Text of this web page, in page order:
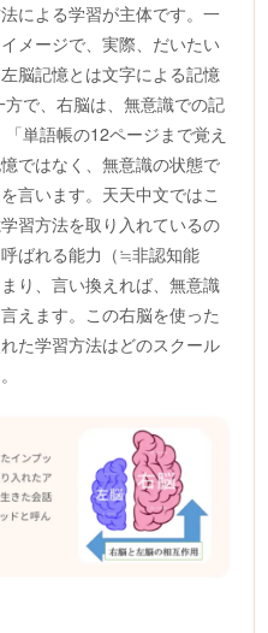
による学習が主体です。一
メージで、実際、だいたい
脳記憶とは文字による記憶
で、右脳は、無意識での記
単語帳の12ページまで覚え
ではなく、無意識の状態で
言います。天天中文ではこ
習方法を取り入れているの
ばれる能力（≒非認知能
り、言い換えれば、無意識
えます。この右脳を使った
た学習方法はどのスクール